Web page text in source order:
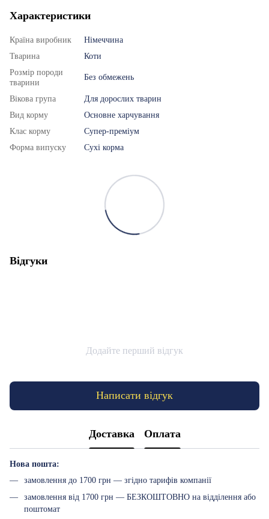
Характеристики
Країна виробник
Німеччина
Тварина
Коти
Розмір породи
тварини
Без обмежень
Вікова група
Для дорослих тварин
Вид корму
Основне харчування
Клас корму
Супер-преміум
Форма випуску
Сухі корма
Відгуки
Додайте перший відгук
Написати відгук
Доставка Оплата
Нова пошта:
замовлення до 1700 грн — згідно тарифів компанії
замовлення від 1700 грн — БЕЗКОШТОВНО на відділення або
поштомат